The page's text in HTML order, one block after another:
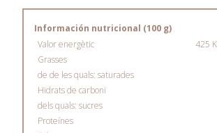
Información nutricional (100 g)
Valor energètic
425
Grasses
de de les quals: saturades
Hidrats de carboni
dels quals: sucres
Proteínes